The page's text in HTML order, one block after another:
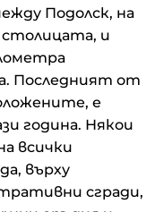
Подолск, на
и
Последният от
е
година. Някои
всички
върху
сгради,